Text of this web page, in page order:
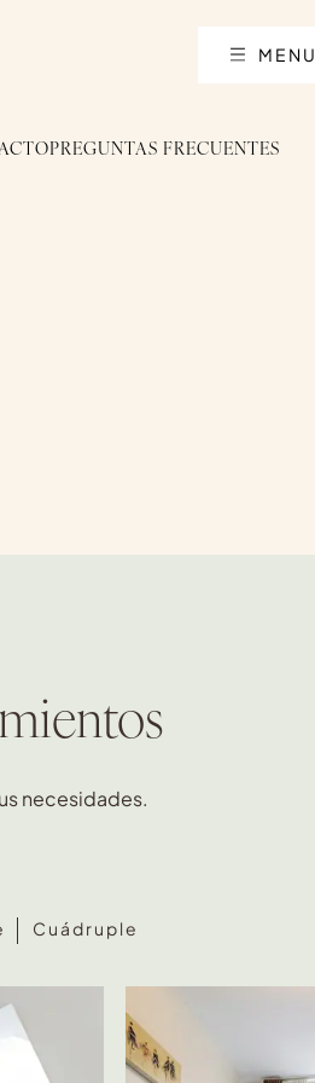
MENU
PREGUNTAS FRECUENTES
necesidades.
Cuádruple